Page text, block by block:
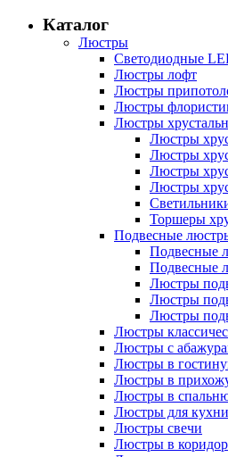
Каталог
Люстры
Светодиодные
Люстры лофт
Люстры
Люстры
Люстры
Люстры
Люстры
Люстры
Люстры
Торшеры
Подвесные
Подвесные
Подвесные
Люстры
Люстры
Люстры
Люстры
Люстры с
Люстры в
Люстры в
Люстры в
Люстры для кухни
Люстры свечи
Люстры в коридор